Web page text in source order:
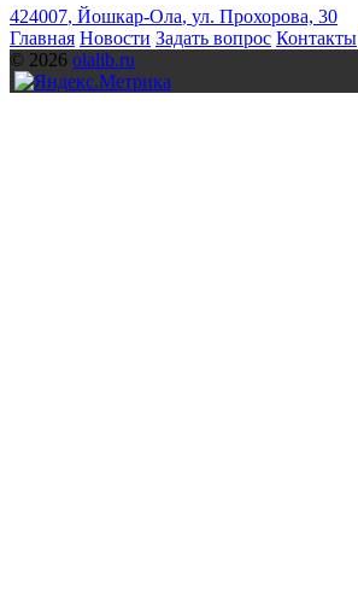
424007, Йошкар-Ола, ул. Прохорова, 30
Главная Новости Задать вопрос Контакты
© 2026 olalib.ru